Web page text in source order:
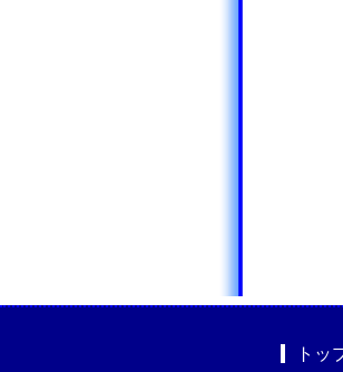
トッ